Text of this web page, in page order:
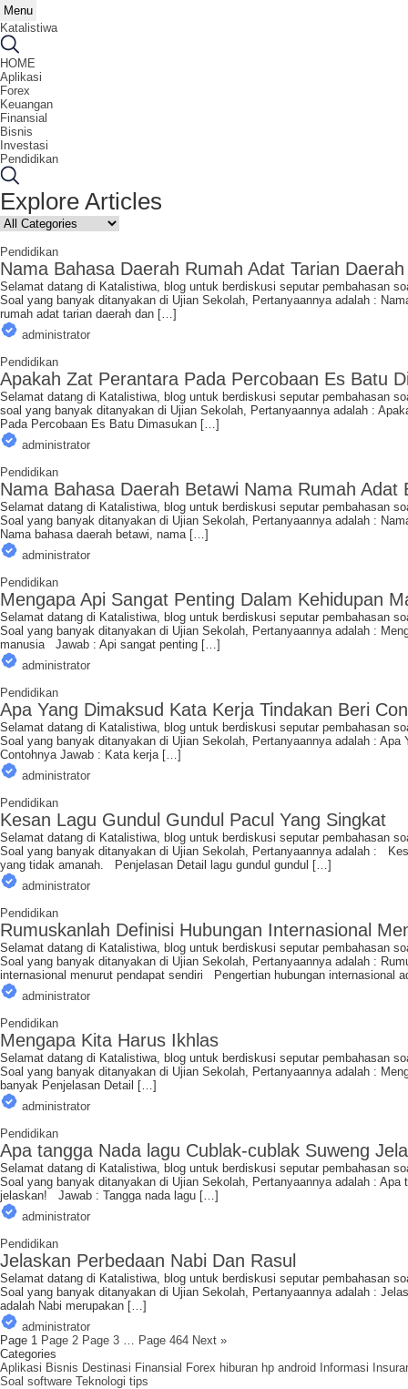
Menu
Katalistiwa
HOME
Aplikasi
Forex
Keuangan
Finansial
Bisnis
Investasi
Pendidikan
Explore Articles
Pendidikan
Nama Bahasa Daerah Rumah Adat Tarian
Selamat datang di Katalistiwa, blog untuk berdiskusi seputar pembahasan
Soal yang banyak ditanyakan di Ujian Sekolah, Pertanyaannya adalah :
rumah adat tarian daerah dan […]
administrator
Pendidikan
Apakah Zat Perantara Pada Percobaan Es Batu
Selamat datang di Katalistiwa, blog untuk berdiskusi seputar pembahasan
soal yang banyak ditanyakan di Ujian Sekolah, Pertanyaannya adalah :
Pada Percobaan Es Batu Dimasukan […]
administrator
Pendidikan
Nama Bahasa Daerah Betawi Nama Rumah
Selamat datang di Katalistiwa, blog untuk berdiskusi seputar pembahasan
Soal yang banyak ditanyakan di Ujian Sekolah, Pertanyaannya adalah :
Nama bahasa daerah betawi, nama […]
administrator
Pendidikan
Mengapa Api Sangat Penting Dalam Kehidupan
Selamat datang di Katalistiwa, blog untuk berdiskusi seputar pembahasan
Soal yang banyak ditanyakan di Ujian Sekolah, Pertanyaannya adalah :
manusia Jawab : Api sangat penting […]
administrator
Pendidikan
Apa Yang Dimaksud Kata Kerja Tindakan Beri
Selamat datang di Katalistiwa, blog untuk berdiskusi seputar pembahasan
Soal yang banyak ditanyakan di Ujian Sekolah, Pertanyaannya adalah :
Contohnya Jawab : Kata kerja […]
administrator
Pendidikan
Kesan Lagu Gundul Gundul Pacul Yang Singkat
Selamat datang di Katalistiwa, blog untuk berdiskusi seputar pembahasan
Soal yang banyak ditanyakan di Ujian Sekolah, Pertanyaannya adalah :
yang tidak amanah. Penjelasan Detail lagu gundul gundul […]
administrator
Pendidikan
Rumuskanlah Definisi Hubungan Internasional
Selamat datang di Katalistiwa, blog untuk berdiskusi seputar pembahasan
Soal yang banyak ditanyakan di Ujian Sekolah, Pertanyaannya adalah :
internasional menurut pendapat sendiri Pengertian hubungan internasional
administrator
Pendidikan
Mengapa Kita Harus Ikhlas
Selamat datang di Katalistiwa, blog untuk berdiskusi seputar pembahasan
Soal yang banyak ditanyakan di Ujian Sekolah, Pertanyaannya adalah :
banyak Penjelasan Detail […]
administrator
Pendidikan
Apa tangga Nada lagu Cublak-cublak Suweng
Selamat datang di Katalistiwa, blog untuk berdiskusi seputar pembahasan
Soal yang banyak ditanyakan di Ujian Sekolah, Pertanyaannya adalah :
jelaskan! Jawab : Tangga nada lagu […]
administrator
Pendidikan
Jelaskan Perbedaan Nabi Dan Rasul
Selamat datang di Katalistiwa, blog untuk berdiskusi seputar pembahasan
Soal yang banyak ditanyakan di Ujian Sekolah, Pertanyaannya adalah :
adalah Nabi merupakan […]
administrator
Page 1 Page 2 Page 3 … Page 464 Next »
Categories
Aplikasi Bisnis Destinasi Finansial Forex hiburan hp android Informasi
Soal software Teknologi tips